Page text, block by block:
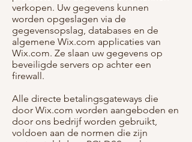
verkopen. Uw gegevens kunnen
worden opgeslagen via de
gegevensopslag, databases en de
algemene Wix.com applicaties van
Wix.com. Ze slaan uw gegevens op
beveiligde servers op achter een
firewall.
Alle directe betalingsgateways die
door Wix.com worden aangeboden en
door ons bedrijf worden gebruikt,
voldoen aan de normen die zijn